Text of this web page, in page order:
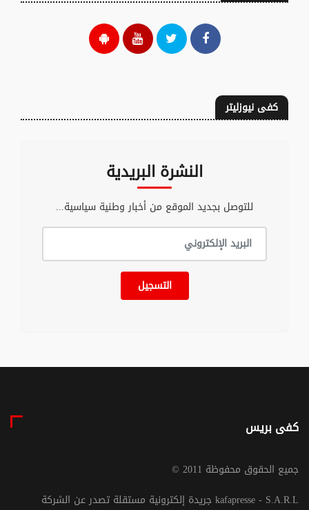
كفى نيوزليتر
النشرة البريدية
للتوصل بجديد الموقع من أخبار وطنية سياسية...
التسجيل
كفى بريس
© جميع الحقوق محفوظة 2011
جريدة إلكترونية مستقلة تصدر عن الشركة kafapresse - S.A.R.L